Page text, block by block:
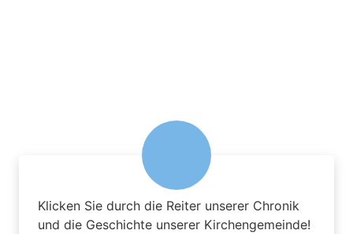
Klicken Sie durch die Reiter unserer Chronik
und die Geschichte unserer Kirchengemeinde!